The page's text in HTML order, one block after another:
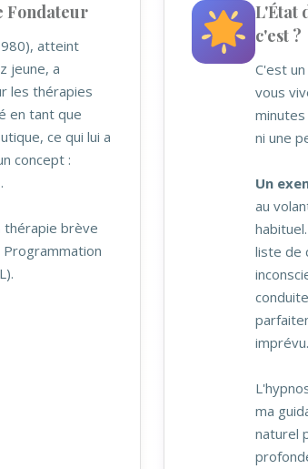
Fondateur
atteint
jeune, a
les thérapies
en tant que
ce qui lui a
concept :
thérapie brève
Programmation
L'État
c'est ?
C'est
vous
minutes
ni une
Un
au
liste de
imprévu.
ma
naturel